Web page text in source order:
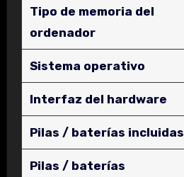
Tipo de memoria del
ordenador
Sistema operativo
Interfaz del hardware
Pilas / baterías incluidas
Pilas / baterías